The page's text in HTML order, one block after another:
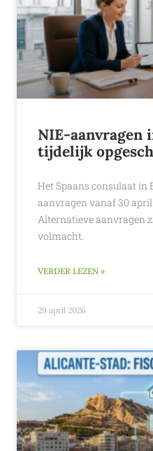
NIE-aanvragen
tijdelijk
Het Spaans consulaat in
aanvragen vanaf 30
Alternatieve aanvragen
volmacht.
VERDER LEZEN »
29 april 2026